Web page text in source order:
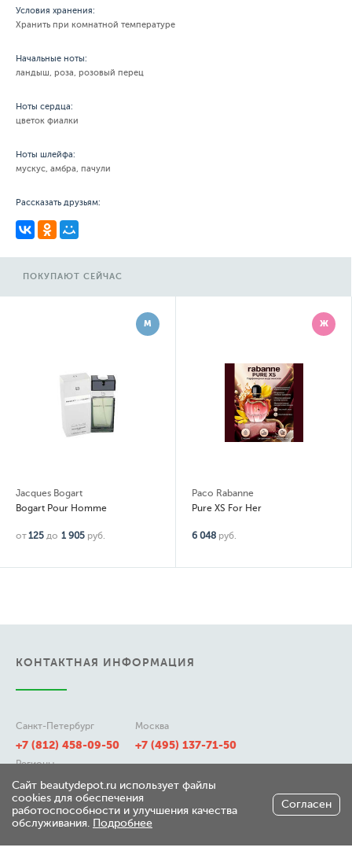
Условия хранения:
Хранить при комнатной температуре
Начальные ноты:
ландыш, роза, розовый перец
Ноты сердца:
цветок фиалки
Ноты шлейфа:
мускус, амбра, пачули
Рассказать друзьям:
ПОКУПАЮТ СЕЙЧАС
М
Jacques Bogart
Bogart Pour Homme
от125 до 1 905 руб.
Ж
Paco Rabanne
Pure XS For Her
6 048 руб.
КОНТАКТНАЯ ИНФОРМАЦИЯ
Санкт-Петербург
+7 (812) 458-09-50
Москва
+7 (495) 137-71-50
Регионы
8 (800) 511-21-50
197348, г. Санкт-Петербург,
Сайт beautydepot.ru использует файлы
cookies для обеспечения
работоспособности и улучшения качества
обслуживания. Подробнее
Согласен